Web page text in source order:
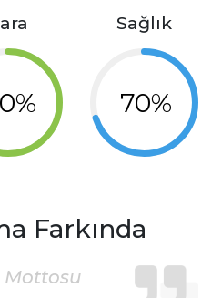
Sağlık
70%
Farkında
Mottosu